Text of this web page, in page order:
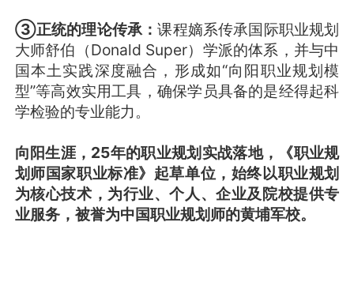
③正统的理论传承：课程嫡系传承国际职业规划
大师舒伯（Donald Super）学派的体系，并与中
国本土实践深度融合，形成如“向阳职业规划模
型”等高效实用工具，确保学员具备的是经得起科
学检验的专业能力。
向阳生涯，25年的职业规划实战落地，《职业规
划师国家职业标准》起草单位，始终以职业规划
为核心技术，为行业、个人、企业及院校提供专
业服务，被誉为中国职业规划师的黄埔军校。